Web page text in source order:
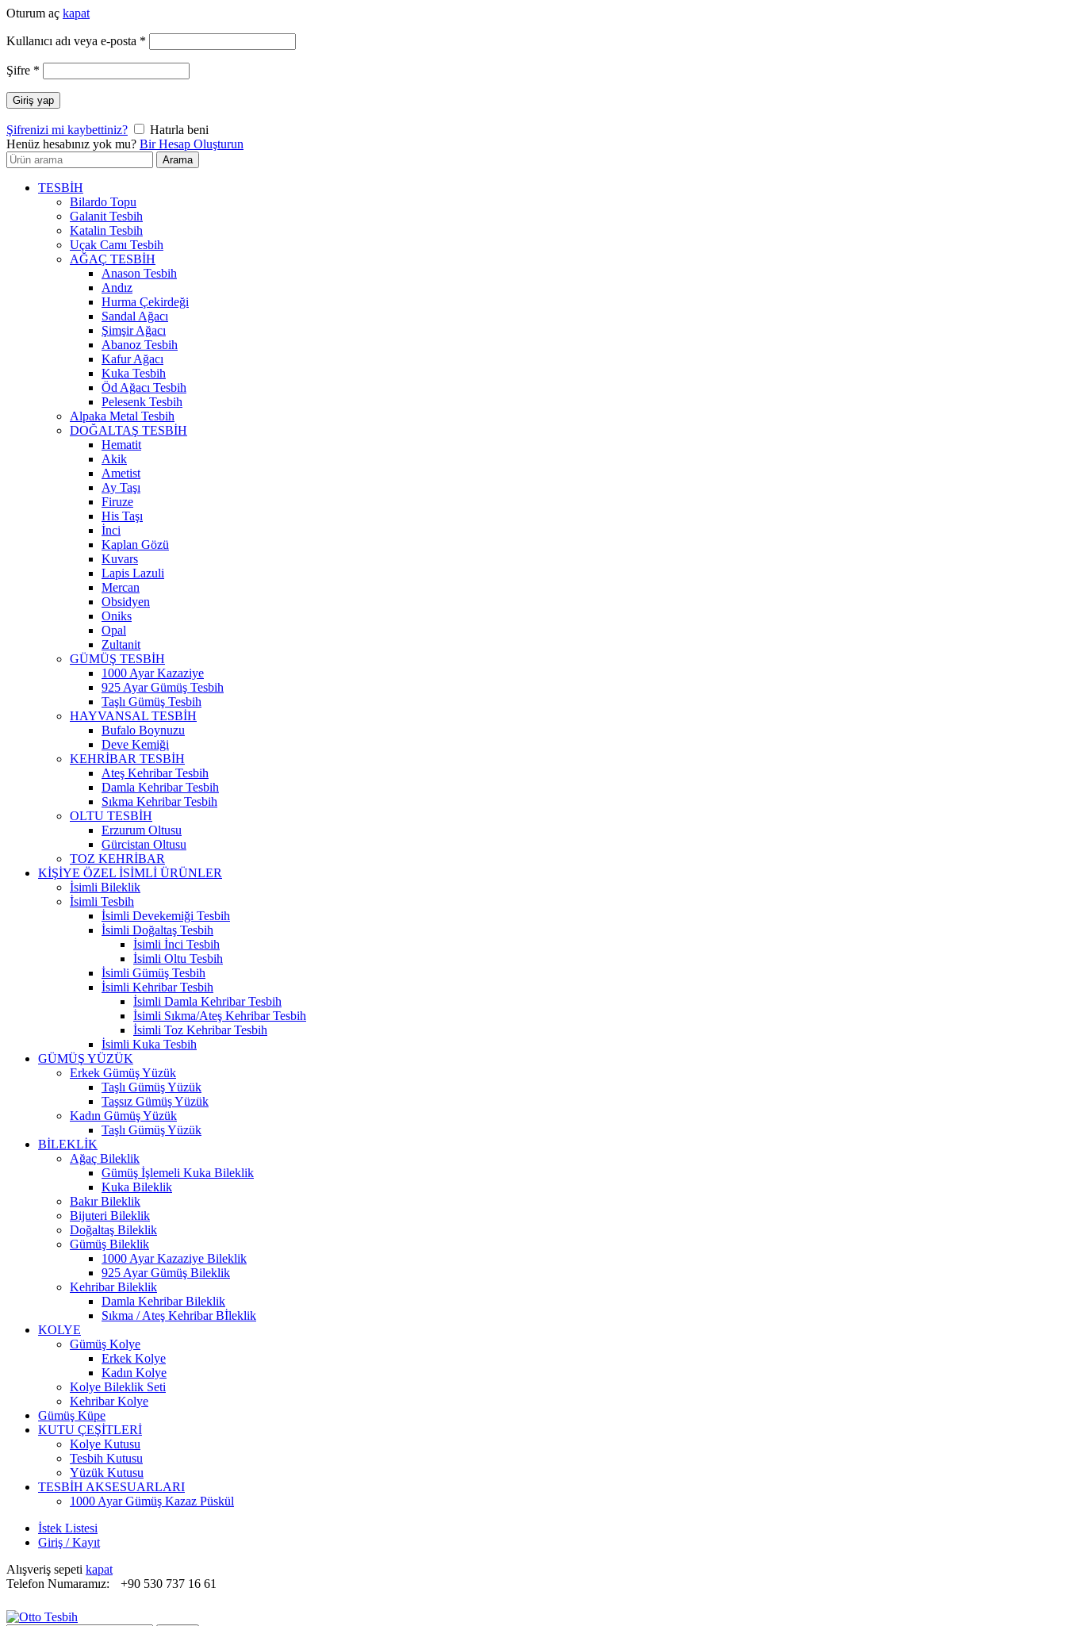
Oturum aç kapat
Kullanıcı adı veya e-posta *
Şifre *
Giriş yap
Şifrenizi mi kaybettiniz?
Hatırla beni
Henüz hesabınız yok mu? Bir Hesap Oluşturun
Arayın:
Arama
TESBİH
Bilardo Topu
Galanit Tesbih
Katalin Tesbih
Uçak Camı Tesbih
AĞAÇ TESBİH
Anason Tesbih
Andız
Hurma Çekirdeği
Sandal Ağacı
Şimşir Ağacı
Abanoz Tesbih
Kafur Ağacı
Kuka Tesbih
Öd Ağacı Tesbih
Pelesenk Tesbih
Alpaka Metal Tesbih
DOĞALTAŞ TESBİH
Hematit
Akik
Ametist
Ay Taşı
Firuze
His Taşı
İnci
Kaplan Gözü
Kuvars
Lapis Lazuli
Mercan
Obsidyen
Oniks
Opal
Zultanit
GÜMÜŞ TESBİH
1000 Ayar Kazaziye
925 Ayar Gümüş Tesbih
Taşlı Gümüş Tesbih
HAYVANSAL TESBİH
Bufalo Boynuzu
Deve Kemiği
KEHRİBAR TESBİH
Ateş Kehribar Tesbih
Damla Kehribar Tesbih
Sıkma Kehribar Tesbih
OLTU TESBİH
Erzurum Oltusu
Gürcistan Oltusu
TOZ KEHRİBAR
KİŞİYE ÖZEL İSİMLİ ÜRÜNLER
İsimli Bileklik
İsimli Tesbih
İsimli Devekemiği Tesbih
İsimli Doğaltaş Tesbih
İsimli İnci Tesbih
İsimli Oltu Tesbih
İsimli Gümüş Tesbih
İsimli Kehribar Tesbih
İsimli Damla Kehribar Tesbih
İsimli Sıkma/Ateş Kehribar Tesbih
İsimli Toz Kehribar Tesbih
İsimli Kuka Tesbih
GÜMÜŞ YÜZÜK
Erkek Gümüş Yüzük
Taşlı Gümüş Yüzük
Taşsız Gümüş Yüzük
Kadın Gümüş Yüzük
Taşlı Gümüş Yüzük
BİLEKLİK
Ağaç Bileklik
Gümüş İşlemeli Kuka Bileklik
Kuka Bileklik
Bakır Bileklik
Bijuteri Bileklik
Doğaltaş Bileklik
Gümüş Bileklik
1000 Ayar Kazaziye Bileklik
925 Ayar Gümüş Bileklik
Kehribar Bileklik
Damla Kehribar Bileklik
Sıkma / Ateş Kehribar Bİleklik
KOLYE
Gümüş Kolye
Erkek Kolye
Kadın Kolye
Kolye Bileklik Seti
Kehribar Kolye
Gümüş Küpe
KUTU ÇEŞİTLERİ
Kolye Kutusu
Tesbih Kutusu
Yüzük Kutusu
TESBİH AKSESUARLARI
1000 Ayar Gümüş Kazaz Püskül
İstek Listesi
Giriş / Kayıt
Alışveriş sepeti kapat
Telefon Numaramız:
+90 530 737 16 61